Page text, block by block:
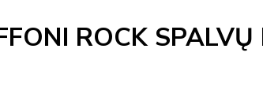
ROCK